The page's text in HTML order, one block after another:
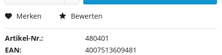
Merken Bewerten
Artikel-Nr.:
480401
EAN:
4007513609481